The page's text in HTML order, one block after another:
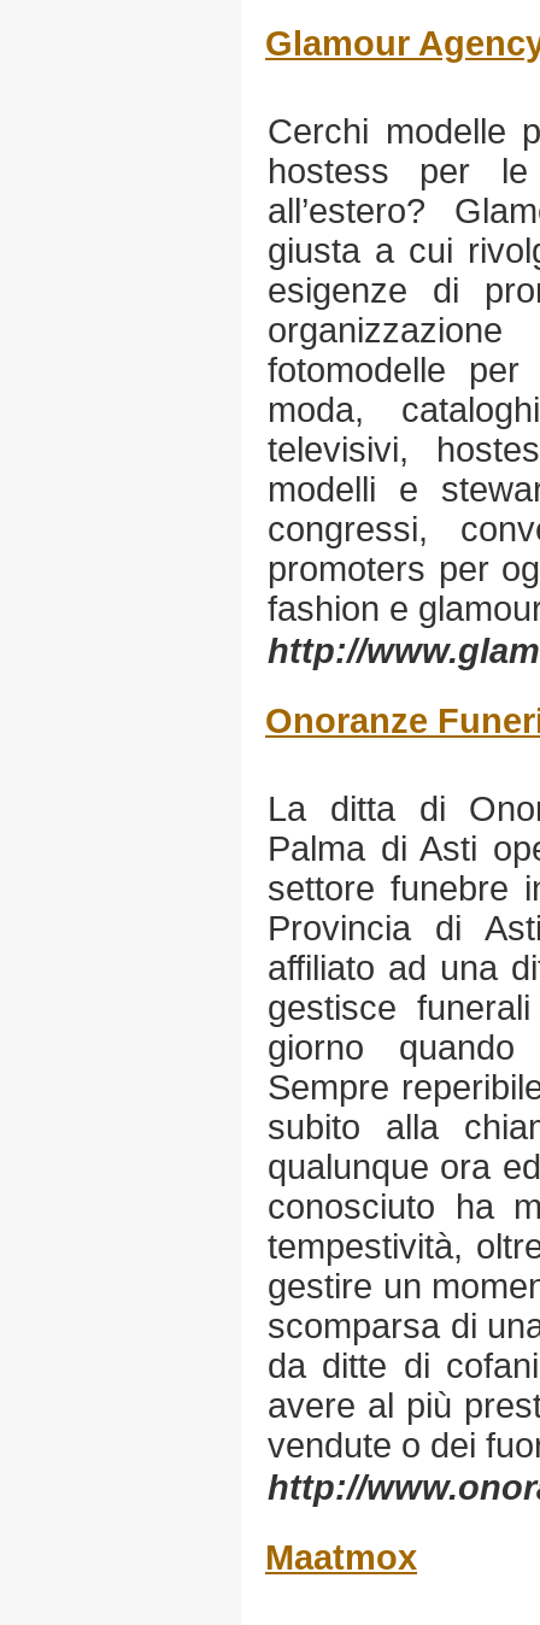
Glamour
Cerchi modelle
hostess per
all’estero?
giusta a cui
esigenze di
fotomodelle
moda,
televisivi,
modelli e
congressi,
promoters per
fashion e
http://
Onoranze
La ditta di
Palma di Asti
settore funebre
Provincia di
affiliato ad una
gestisce
giorno
Sempre
subito alla
qualunque ora
conosciuto ha
tempestività,
gestire un
scomparsa di
da ditte di
avere al più
vendute o dei
http://
Maatmox